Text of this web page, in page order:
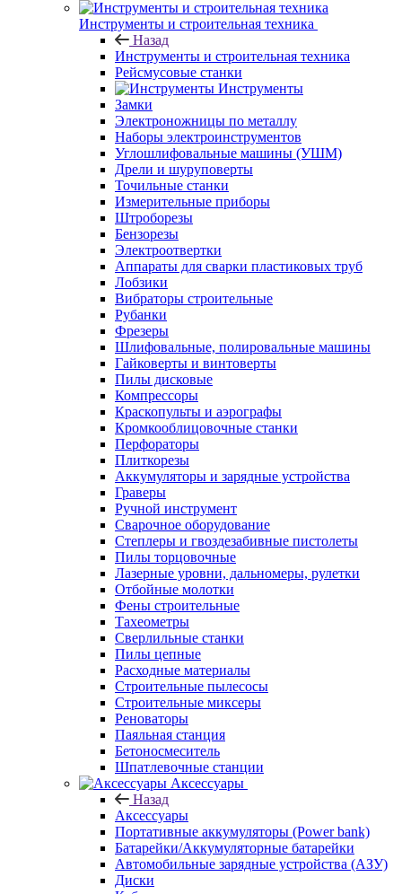
Инструменты и строительная техника
Назад
Инструменты и строительная техника
Рейсмусовые станки
Инструменты
Замки
Электроножницы по металлу
Наборы электроинструментов
Углошлифовальные машины (УШМ)
Дрели и шуруповерты
Точильные станки
Измерительные приборы
Штроборезы
Бензорезы
Электроотвертки
Аппараты для сварки пластиковых труб
Лобзики
Вибраторы строительные
Рубанки
Фрезеры
Шлифовальные, полировальные машины
Гайковерты и винтоверты
Пилы дисковые
Компрессоры
Краскопульты и аэрографы
Кромкооблицовочные станки
Перфораторы
Плиткорезы
Аккумуляторы и зарядные устройства
Граверы
Ручной инструмент
Сварочное оборудование
Степлеры и гвоздезабивные пистолеты
Пилы торцовочные
Лазерные уровни, дальномеры, рулетки
Отбойные молотки
Фены строительные
Тахеометры
Сверлильные станки
Пилы цепные
Расходные материалы
Строительные пылесосы
Строительные миксеры
Реноваторы
Паяльная станция
Бетоносмеситель
Шпатлевочные станции
Аксессуары
Назад
Аксессуары
Портативные аккумуляторы (Power bank)
Батарейки/Аккумуляторные батарейки
Автомобильные зарядные устройства (АЗУ)
Диски